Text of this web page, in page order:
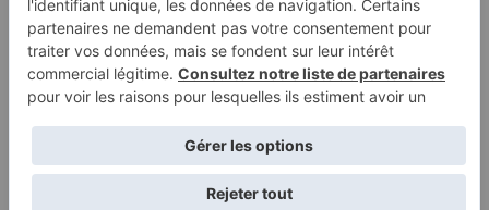
Page à colorier d'un
bonhomme de neige,
donneur de…
Page de coloriage d'un
bonhomme de neige,
donneur de…